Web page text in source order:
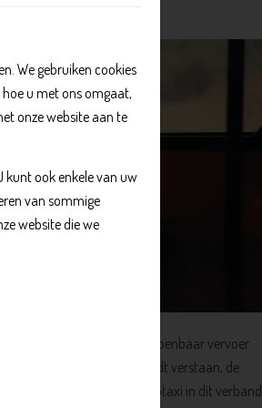
We gebruiken cookies
u met ons omgaat,
onze website aan te
kunt ook enkele van uw
van sommige
website die we
begeleiding met het openbaar vervoer
openbaar vervoer wordt verstaan, de
valt ook de Regiotaxi in dit verband